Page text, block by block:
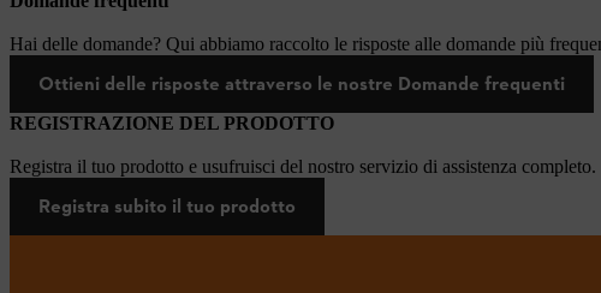
Hai delle domande? Qui abbiamo raccolto le risposte alle domande più
Ottieni delle risposte attraverso le nostre Domande frequenti
REGISTRAZIONE DEL PRODOTTO
Registra il tuo prodotto e usufruisci del nostro servizio di assistenza completo.
Registra subito il tuo prodotto